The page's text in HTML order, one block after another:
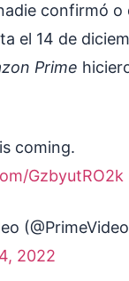
confirmó o
el 14 de
Prime
coming.
GzbyutRO2k
2022